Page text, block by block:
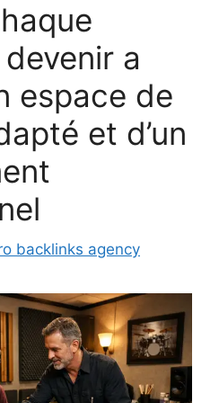
a
espace de
et d’un
backlinks agency